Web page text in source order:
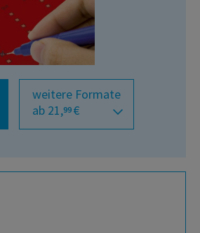
weitere Formate
ab 21,99 €